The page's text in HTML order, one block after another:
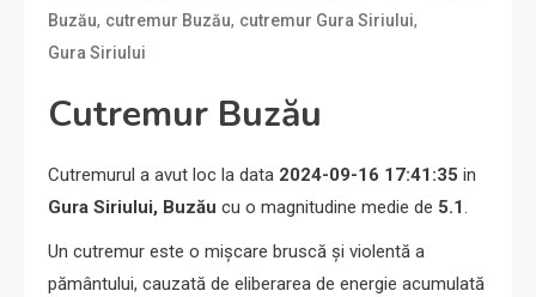
Buzău, cutremur Buzău, cutremur Gura Siriului,
Gura Siriului
Cutremur Buzău
Cutremurul a avut loc la data 2024-09-16 17:41:35 in
Gura Siriului, Buzău cu o magnitudine medie de 5.1.
Un cutremur este o mișcare bruscă și violentă a
pământului, cauzată de eliberarea de energie acumulată